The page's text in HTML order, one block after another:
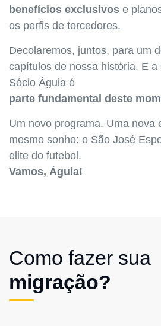
benefícios exclusivos e
os perfis de torcedores.
Decolaremos, juntos, para um
capítulos de nossa história. E a
Sócio Águia é
parte fundamental deste
Um novo programa. Uma nova
mesmo sonho: o São José
elite do futebol.
Vamos, Águia!
Como fazer sua
migração?